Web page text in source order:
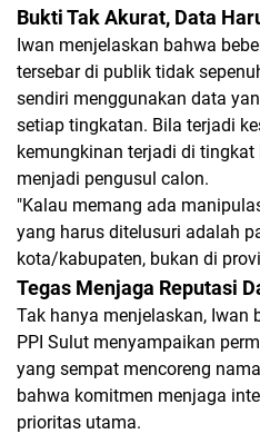
Bukti Tak Akurat, Data
Iwan menjelaskan bahwa
tersebar di publik tidak
sendiri menggunakan data
setiap tingkatan. Bila terjadi
kemungkinan terjadi di
menjadi pengusul calon.
"Kalau memang ada
yang harus ditelusuri adalah
kota/kabupaten, bukan di
Tegas Menjaga Reputasi
Tak hanya menjelaskan, Iwan
PPI Sulut menyampaikan
yang sempat mencoreng
bahwa komitmen menjaga
prioritas utama.